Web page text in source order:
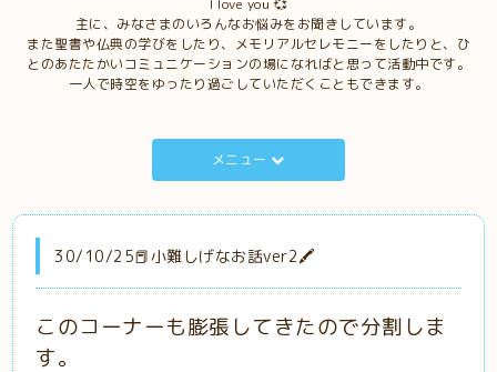
I love you 💞
主に、みなさまのいろんなお悩みをお聞きしています。
また聖書や仏典の学びをしたり、メモリアルセレモニーをしたりと、ひ
とのあたたかいコミュニケーションの場になればと思って活動中です。
一人で時空をゆったり過ごしていただくこともできます。
メニュー
30/10/25📕小難しげなお話ver2🖍
このコーナーも膨張してきたので分割しま
す。